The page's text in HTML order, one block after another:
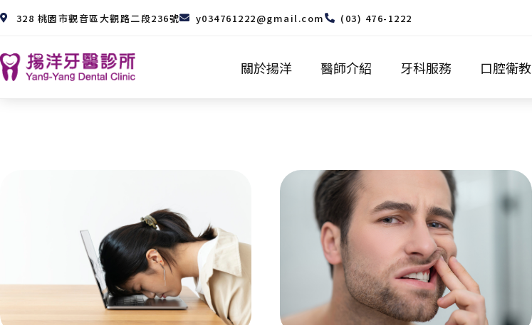
328 桃園市觀音區大觀路二段236號 y034761222@gmail.com (03) 476-1222
關於揚洋 醫師介紹 牙科服務 口腔衛教